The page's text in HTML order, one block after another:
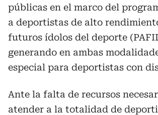
públicas en el marco del
a deportistas de alto
futuros ídolos del deporte
generando en ambas
especial para deportistas con
Ante la falta de recursos
atender a la totalidad de